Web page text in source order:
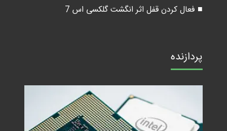
■ فعال کردن قفل اثر انگشت گلکسی اس 7
پردازنده